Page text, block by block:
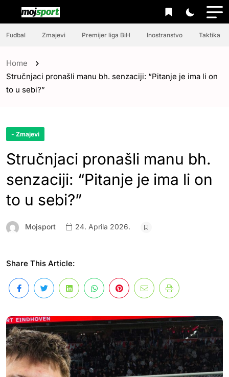
Fudbal Zmajevi Premijer liga BiH Inostranstvo Taktika
Home
Stručnjaci pronašli manu bh. senzaciji: “Pitanje je ima li on
to u sebi?”
- Zmajevi
Stručnjaci pronašli manu bh.
senzaciji: “Pitanje je ima li on
to u sebi?”
Mojsport 24. Aprila 2026.
Share This Article: